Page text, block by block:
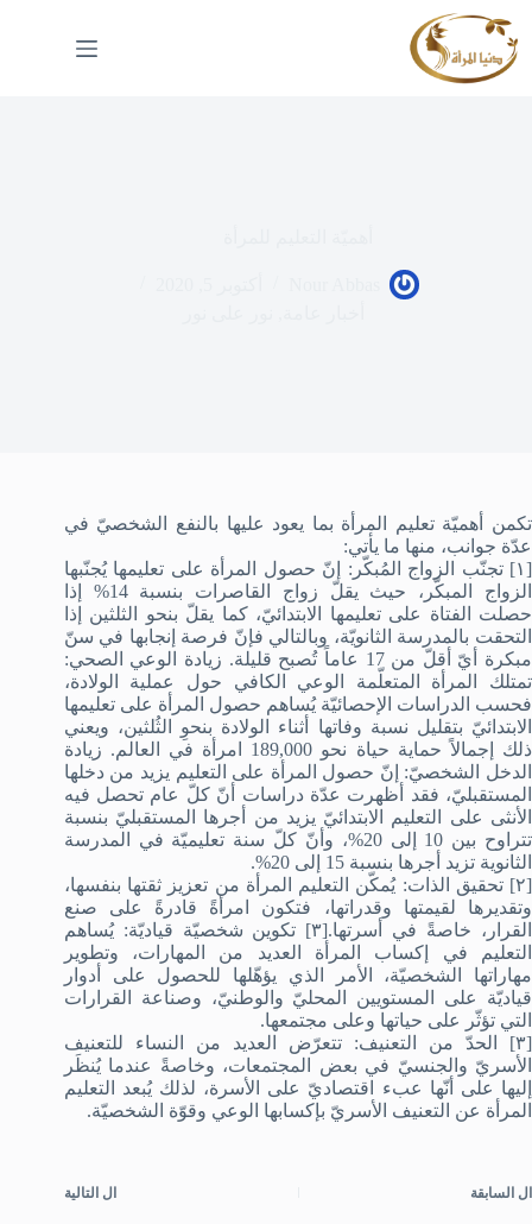
إلى
المحتوى
تكمن أهميّة تعليم المرأة بما يعود عليها بالنفع الشخصيّ في
عدّة جوانب، منها ما يأتي:
[١] تجنّب الزواج المُبكّر: إنّ حصول المرأة على تعليمها يُجنّبها
الزواج المبكّر، حيث يقلّ زواج القاصرات بنسبة 14% إذا
حصلت الفتاة على تعليمها الابتدائيّ، كما يقلّ بنحو الثلثين إذا
التحقت بالمدرسة الثانويّة، وبالتالي فإنّ فرصة إنجابها في سنّ
مبكرة أيّ أقلّ من 17 عاماً تُصبح قليلة. زيادة الوعي الصحي:
تمتلك المرأة المتعلّمة الوعي الكافي حول عملية الولادة،
فحسب الدراسات الإحصائيّة يُساهم حصول المرأة على تعليمها
الابتدائيّ بتقليل نسبة وفاتها أثناء الولادة بنحوِ الثُلثين، ويعني
ذلك إجمالاً حماية حياة نحو 189,000 امرأة في العالم. زيادة
الدخل الشخصيّ: إنّ حصول المرأة على التعليم يزيد من دخلها
المستقبليّ، فقد أظهرت عدّة دراسات أنّ كلّ عام تحصل فيه
الأنثى على التعليم الابتدائيّ يزيد من أجرها المستقبليّ بنسبة
تتراوح بين 10 إلى 20%، وأنّ كلّ سنة تعليميّة في المدرسة
الثانوية تزيد أجرها بنسبة 15 إلى 20%.
[٢] تحقيق الذات: يُمكّن التعليم المرأة من تعزيز ثقتها بنفسها،
وتقديرها لقيمتها وقدراتها، فتكون امرأةً قادرةً على صنع
القرار، خاصةً في أسرتها.[٣] تكوين شخصيّة قياديّة: يُساهم
التعليم في إكساب المرأة العديد من المهارات، وتطوير
مهاراتها الشخصيّة، الأمر الذي يؤهّلها للحصول على أدوار
قياديّة على المستويين المحليّ والوطنيّ، وصناعة القرارات
التي تؤثّر على حياتها وعلى مجتمعها.
[٣] الحدّ من التعنيف: تتعرّض العديد من النساء للتعنيف
الأسريّ والجنسيّ في بعض المجتمعات، وخاصةً عندما يُنظَر
إليها على أنّها عبء اقتصاديّ على الأسرة، لذلك يُبعد التعليم
المرأة عن التعنيف الأسريّ بإكسابها الوعي وقوّة الشخصيّة.
ال السابقة ال التالية